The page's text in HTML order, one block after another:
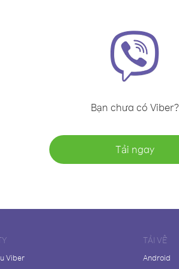
Bạn chưa có Viber?
Tải ngay
Viber
TẢI VỀ
Android